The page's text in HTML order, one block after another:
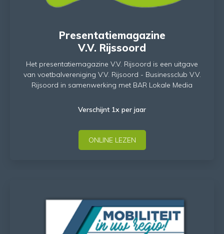
Presentatiemagazine
V.V. Rijssoord
Het presentatiemagazine V.V. Rijsoord is een uitgave
van voetbalvereniging V.V. Rijsoord - Businessclub V.V.
Rijsoord in samenwerking met BAR Lokale Media
Verschijnt 1x per jaar
ONLINE LEZEN